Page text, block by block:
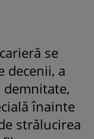
se
decenii, a
înainte
strălucirea